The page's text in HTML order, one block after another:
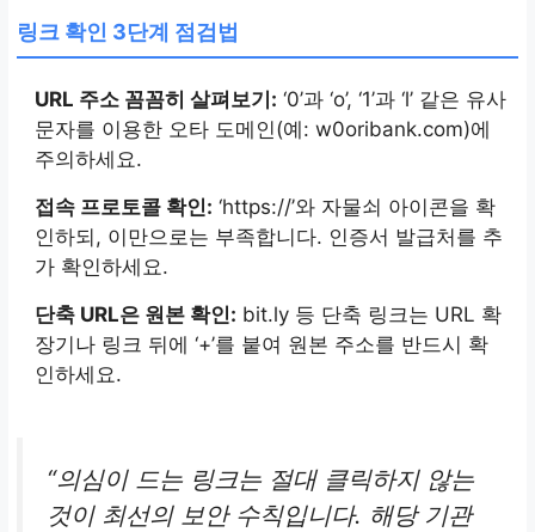
링크 확인 3단계 점검법
URL 주소 꼼꼼히 살펴보기: ‘0’과 ‘o’, ‘1’과 ‘l’ 같은 유사
문자를 이용한 오타 도메인(예: w0oribank.com)에
주의하세요.
접속 프로토콜 확인: ‘https://’와 자물쇠 아이콘을 확
인하되, 이만으로는 부족합니다. 인증서 발급처를 추
가 확인하세요.
단축 URL은 원본 확인: bit.ly 등 단축 링크는 URL 확
장기나 링크 뒤에 ‘+’를 붙여 원본 주소를 반드시 확
인하세요.
“의심이 드는 링크는 절대 클릭하지 않는
것이 최선의 보안 수칙입니다. 해당 기관